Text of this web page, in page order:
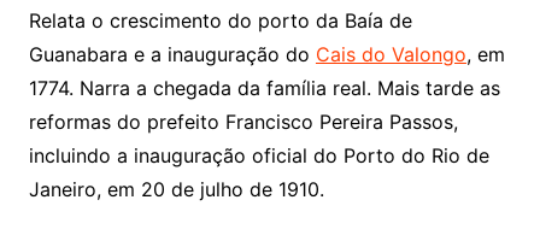
Relata o crescimento do porto da Baía de
Guanabara e a inauguração do Cais do Valongo, em
1774. Narra a chegada da família real. Mais tarde as
reformas do prefeito Francisco Pereira Passos,
incluindo a inauguração oficial do Porto do Rio de
Janeiro, em 20 de julho de 1910.